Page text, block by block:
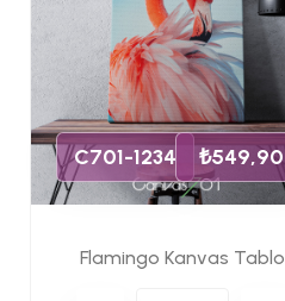
C701-1234 ₺549,90
Flamingo Kanvas Tablo